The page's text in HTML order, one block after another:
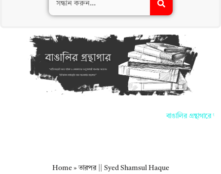
বাঙালির গ্রন্থাগারে
Home»তারপর || Syed Shamsul Haque